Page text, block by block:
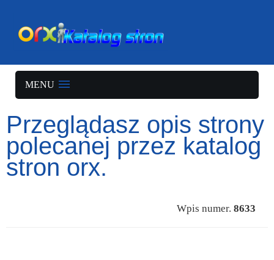
MENU
Przeglądasz opis strony
polecanej przez katalog
stron orx.
Wpis numer. 8633